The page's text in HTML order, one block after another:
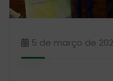
5 de março de